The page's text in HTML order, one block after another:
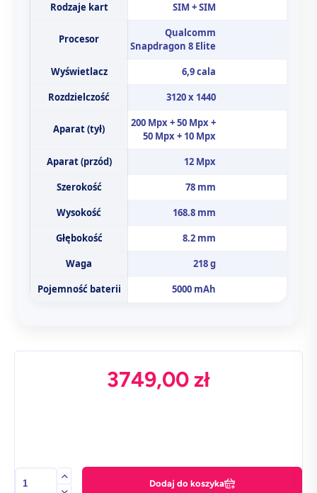
Rodzaje kart
SIM + SIM
Procesor
Qualcomm
Snapdragon 8 Elite
Wyświetlacz
6,9 cala
Rozdzielczość
3120 x 1440
Aparat (tył)
200 Mpx + 50 Mpx +
50 Mpx + 10 Mpx
Aparat (przód)
12 Mpx
Szerokość
78 mm
Wysokość
168.8 mm
Głębokość
8.2 mm
Waga
218 g
Pojemność baterii
5000 mAh
3749,00 zł
Samsung
Dodaj do koszyka